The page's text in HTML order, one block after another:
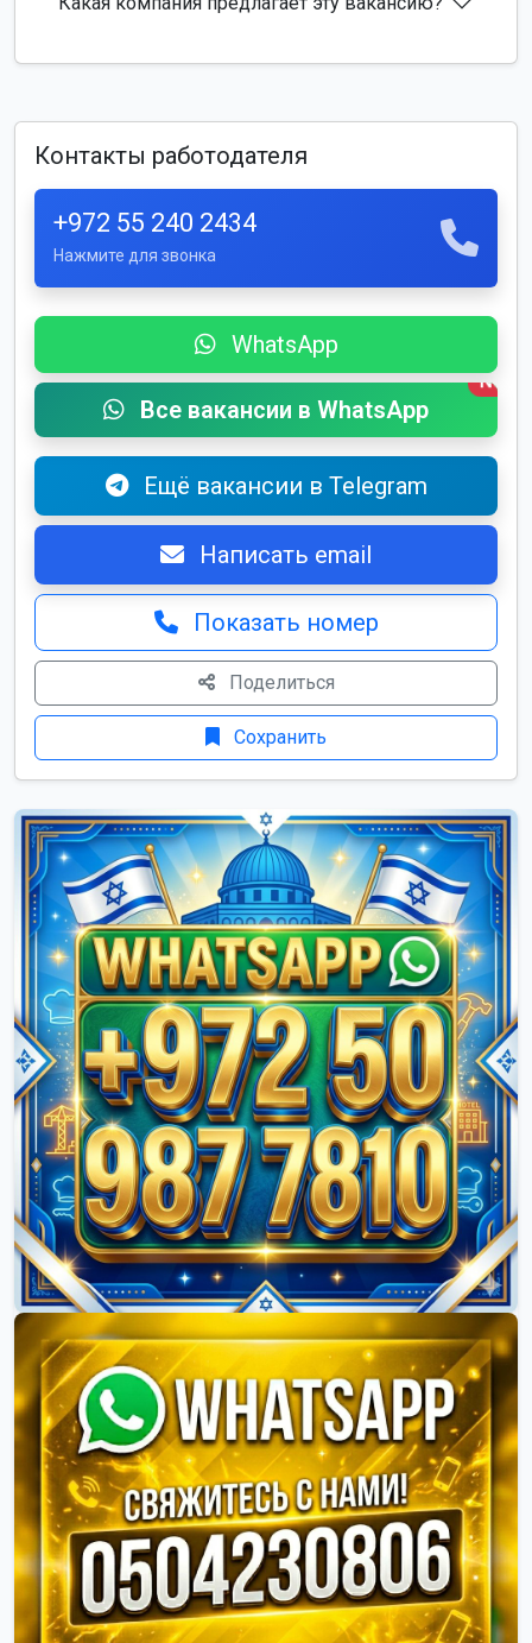
Контакты работодателя
+972 55 240 2434
Нажмите для звонка
WhatsApp
Все вакансии в WhatsApp
New
Ещё вакансии в Telegram
Написать email
Показать номер
Поделиться
Сохранить